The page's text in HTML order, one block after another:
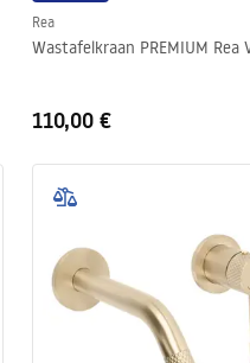
Rea
Wastafelkraan PREMIUM Rea
110,00 €